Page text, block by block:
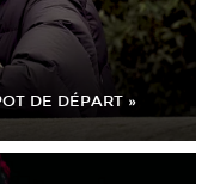
DE DÉPART »